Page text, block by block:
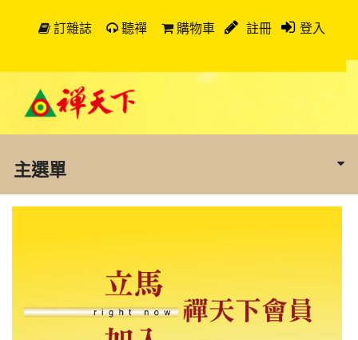
訂雜誌 聽禪 購物車 註冊 登入
主選單